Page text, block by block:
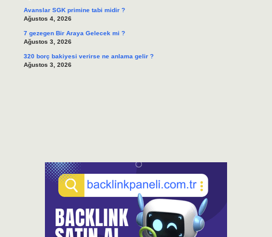
Avanslar SGK primine tabi midir ?
Ağustos 4, 2026
7 gezegen Bir Araya Gelecek mi ?
Ağustos 3, 2026
320 borç bakiyesi verirse ne anlama gelir ?
Ağustos 3, 2026